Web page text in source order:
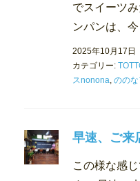
でスイーツ
ンパンは、
2025年10月17日
カテゴリー:
スnonona, のの
早速、ご来
この様な感